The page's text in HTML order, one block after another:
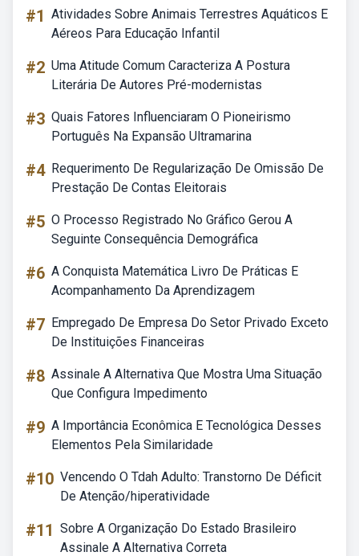
#1 Atividades Sobre Animais Terrestres Aquáticos E
Aéreos Para Educação Infantil
#2 Uma Atitude Comum Caracteriza A Postura
Literária De Autores Pré-modernistas
#3 Quais Fatores Influenciaram O Pioneirismo
Português Na Expansão Ultramarina
#4 Requerimento De Regularização De Omissão De
Prestação De Contas Eleitorais
#5 O Processo Registrado No Gráfico Gerou A
Seguinte Consequência Demográfica
#6 A Conquista Matemática Livro De Práticas E
Acompanhamento Da Aprendizagem
#7 Empregado De Empresa Do Setor Privado Exceto
De Instituições Financeiras
#8 Assinale A Alternativa Que Mostra Uma Situação
Que Configura Impedimento
#9 A Importância Econômica E Tecnológica Desses
Elementos Pela Similaridade
#10 Vencendo O Tdah Adulto: Transtorno De Déficit
De Atenção/hiperatividade
#11 Sobre A Organização Do Estado Brasileiro
Assinale A Alternativa Correta